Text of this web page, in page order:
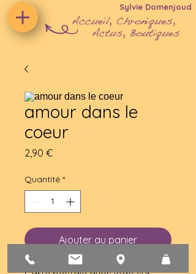
Sylvie Domenjoud
amour dans le
coeur
2,90 €Prix
Quantité *
Ajouter au panier